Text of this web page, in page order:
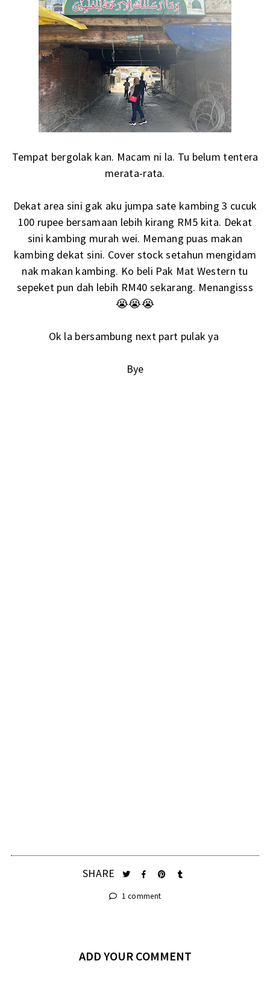
Tempat bergolak kan. Macam ni la. Tu belum tentera
merata-rata.
Dekat area sini gak aku jumpa sate kambing 3 cucuk
100 rupee bersamaan lebih kirang RM5 kita. Dekat
sini kambing murah wei. Memang puas makan
kambing dekat sini. Cover stock setahun mengidam
nak makan kambing. Ko beli Pak Mat Western tu
sepeket pun dah lebih RM40 sekarang. Menangisss
😭😭😭
Ok la bersambung next part pulak ya
Bye
SHARE
1 comment
ADD YOUR COMMENT